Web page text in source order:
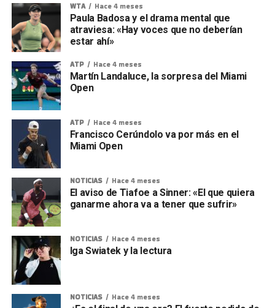
WTA Hace 4 meses
Paula Badosa y el drama mental que
atraviesa: «Hay voces que no deberían
estar ahí»
ATP Hace 4 meses
Martín Landaluce, la sorpresa del Miami
Open
ATP Hace 4 meses
Francisco Cerúndolo va por más en el
Miami Open
NOTICIAS Hace 4 meses
El aviso de Tiafoe a Sinner: «El que quiera
ganarme ahora va a tener que sufrir»
NOTICIAS Hace 4 meses
Iga Swiatek y la lectura
NOTICIAS Hace 4 meses